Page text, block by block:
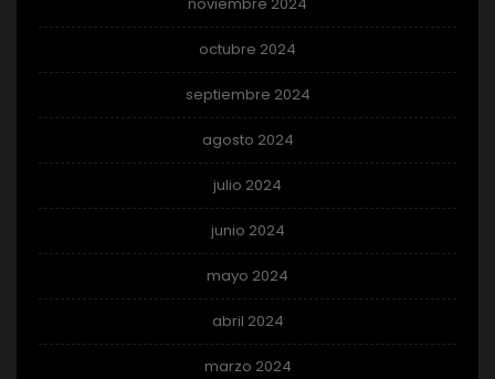
octubre 2024
septiembre 2024
agosto 2024
julio 2024
junio 2024
mayo 2024
abril 2024
marzo 2024